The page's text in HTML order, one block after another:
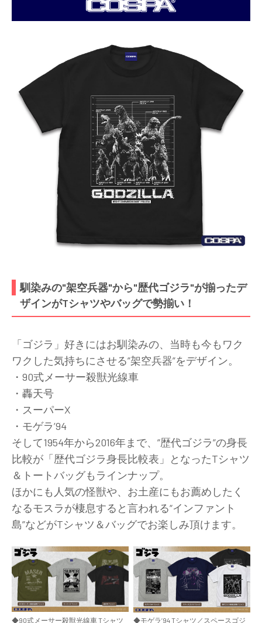
馴染みの"架空兵器"から"歴代ゴジラ"が揃ったデ
ザインがTシャツやバッグで勢揃い！
「ゴジラ」好きにはお馴染みの、当時も今もワク
ワクした気持ちにさせる”架空兵器”をデザイン。
・90式メーサー殺獣光線車
・轟天号
・スーパーX
・モゲラ’94
そして1954年から2016年まで、”歴代ゴジラ”の身長
比較が「歴代ゴジラ身長比較表」となったTシャツ
＆トートバッグもラインナップ。
ほかにも人気の怪獣や、お土産にもお薦めしたく
なるモスラが棲息すると言われる“インファント
島”などがTシャツ＆バッグでお楽しみ頂けます。
◆90式メーサー殺獣光線車 Tシャツ ◆モゲラ’94 Tシャツ／スペースゴジ